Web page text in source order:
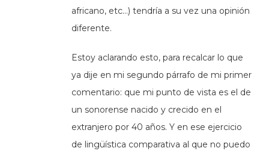
africano, etc…) tendría a su vez una opinión
diferente.
Estoy aclarando esto, para recalcar lo que
ya dije en mi segundo párrafo de mi primer
comentario: que mi punto de vista es el de
un sonorense nacido y crecido en el
extranjero por 40 años. Y en ese ejercicio
de lingüística comparativa al que no puedo